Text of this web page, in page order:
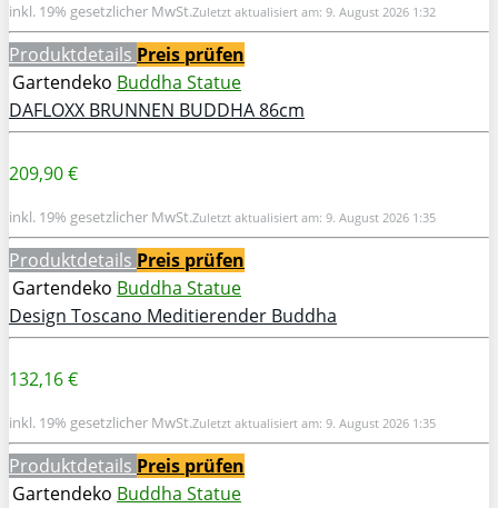
inkl. 19% gesetzlicher MwSt.Zuletzt aktualisiert am: 9. August 2026 1:32
Produktdetails Preis prüfen
Gartendeko Buddha Statue
DAFLOXX BRUNNEN BUDDHA 86cm
209,90 €
inkl. 19% gesetzlicher MwSt.Zuletzt aktualisiert am: 9. August 2026 1:35
Produktdetails Preis prüfen
Gartendeko Buddha Statue
Design Toscano Meditierender Buddha
132,16 €
inkl. 19% gesetzlicher MwSt.Zuletzt aktualisiert am: 9. August 2026 1:35
Produktdetails Preis prüfen
Gartendeko Buddha Statue